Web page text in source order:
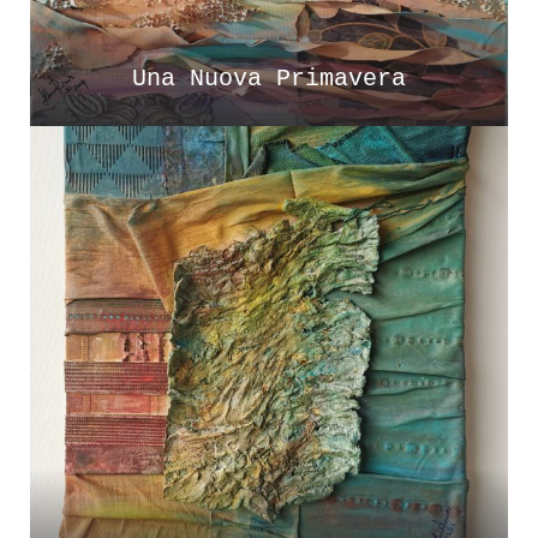
Una Nuova Primavera